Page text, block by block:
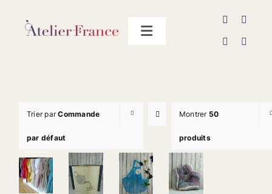
Toggle
Trier parCommande
par défaut
Montrer 50
produits